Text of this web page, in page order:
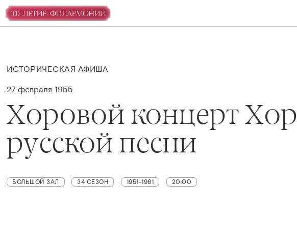
ИСТОРИЧЕСКАЯ АФИША
27 февраля 1955
Хоровой концерт Хор
русской песни
БОЛЬШОЙ ЗАЛ 34 СЕЗОН 1951-1961 20:00